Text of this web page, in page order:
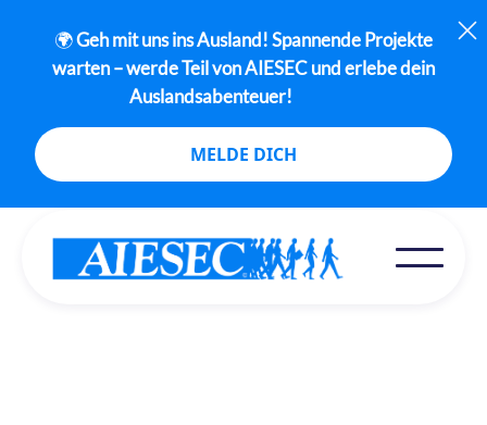
🌍Geh mit uns ins Ausland! Spannende Projekte
warten – werde Teil von AIESEC und erlebe dein
Auslandsabenteuer!
MELDE DICH